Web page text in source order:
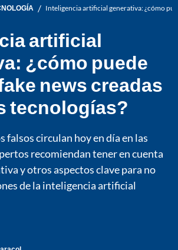
/ Inteligencia artificial generativa: ¿cómo
artificial
¿cómo puede
news creadas
tecnologías?
falsos circulan hoy en día en las
recomiendan tener en cuenta
y otros aspectos clave para no
de la inteligencia artificial